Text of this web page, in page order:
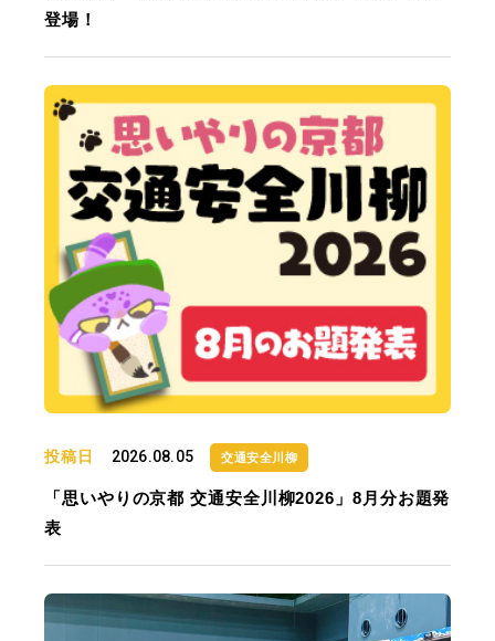
登場！
投稿日 2026.08.05 交通安全川柳
「思いやりの京都 交通安全川柳2026」8月分お題発
表